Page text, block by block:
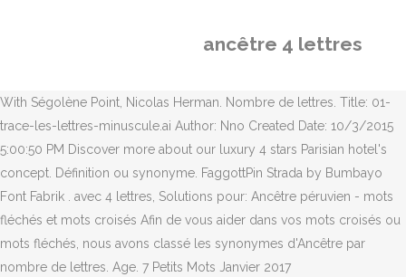
ancêtre 4 lettres
With Ségolène Point, Nicolas Herman. Nombre de lettres. Title: 01-
trace-les-lettres-minuscule.ai Author: Nno Created Date: 10/3/2015
5:00:50 PM Discover more about our luxury 4 stars Parisian hotel's
concept. Définition ou synonyme. FaggottPin Strada by Bumbayo
Font Fabrik . avec 4 lettres, Solutions pour: Ancêtre péruvien - mots
fléchés et mots croisés Afin de vous aider dans vos mots croisés ou
mots fléchés, nous avons classé les synonymes d'Ancêtre par
nombre de lettres. Age. 7 Petits Mots Janvier 2017